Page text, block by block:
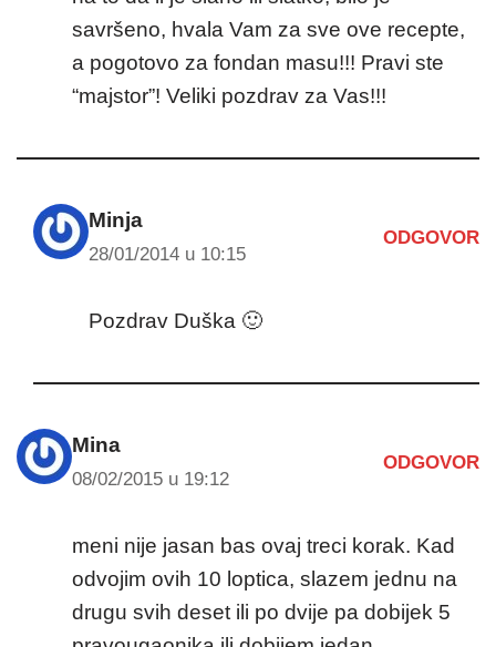
savršeno, hvala Vam za sve ove recepte,
a pogotovo za fondan masu!!! Pravi ste
“majstor”! Veliki pozdrav za Vas!!!
Minja
28/01/2014 u 10:15
ODGOVOR
Pozdrav Duška 🙂
Mina
08/02/2015 u 19:12
ODGOVOR
meni nije jasan bas ovaj treci korak. Kad
odvojim ovih 10 loptica, slazem jednu na
drugu svih deset ili po dvije pa dobijek 5